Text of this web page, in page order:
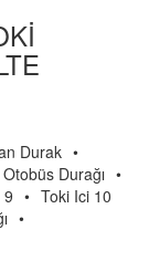
Durak •
Otobüs Durağı •
9 • Toki Ici 10
•